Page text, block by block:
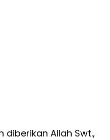
Allah Swt.,